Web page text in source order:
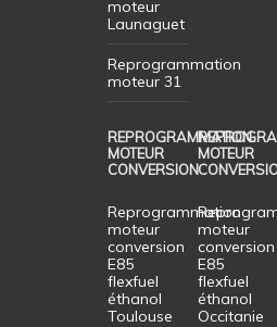
moteur
Launaguet
Reprogrammation
moteur 31
REPROGRAMMATION
MOTEUR
CONVERSION
Reprogrammation
moteur
conversion
E85
flexfuel
éthanol
Toulouse
MOTEUR
moteur
conversion
E85
flexfuel
éthanol
Occitanie